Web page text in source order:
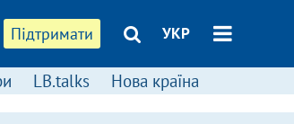
Підтримати УКР
LB.talks Нова країна